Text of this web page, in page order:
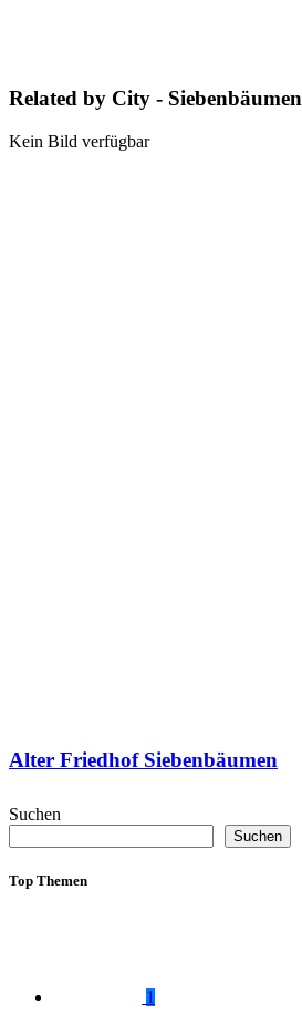
Related by City - Siebenbäumen
Kein Bild verfügbar
Alter Friedhof Siebenbäumen
Suchen
Suchen
Top Themen
1